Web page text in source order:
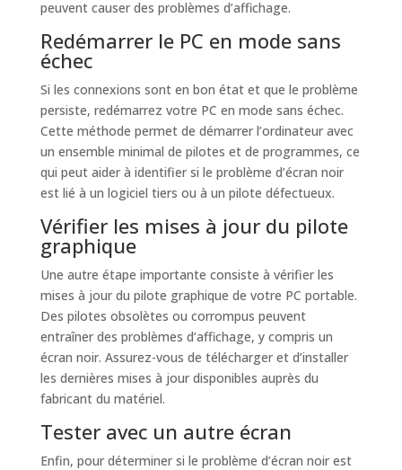
peuvent causer des problèmes d’affichage.
Redémarrer le PC en mode sans
échec
Si les connexions sont en bon état et que le problème
persiste, redémarrez votre PC en mode sans échec.
Cette méthode permet de démarrer l’ordinateur avec
un ensemble minimal de pilotes et de programmes, ce
qui peut aider à identifier si le problème d’écran noir
est lié à un logiciel tiers ou à un pilote défectueux.
Vérifier les mises à jour du pilote
graphique
Une autre étape importante consiste à vérifier les
mises à jour du pilote graphique de votre PC portable.
Des pilotes obsolètes ou corrompus peuvent
entraîner des problèmes d’affichage, y compris un
écran noir. Assurez-vous de télécharger et d’installer
les dernières mises à jour disponibles auprès du
fabricant du matériel.
Tester avec un autre écran
Enfin, pour déterminer si le problème d’écran noir est